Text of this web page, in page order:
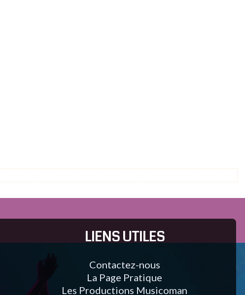
LIENS UTILES
Contactez-nous
La Page Pratique
Les Productions Musicoman